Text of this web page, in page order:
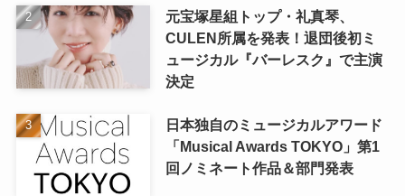
元宝塚星組トップ・礼真琴、
CULEN所属を発表！退団後初ミ
ュージカル『バーレスク』で主演
決定
日本独自のミュージカルアワード
「Musical Awards TOKYO」第1
回ノミネート作品＆部門発表